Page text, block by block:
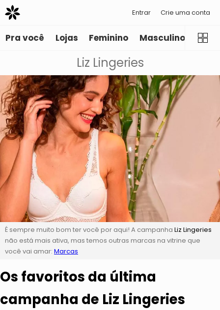
Entrar Crie uma conta
Pra você Lojas Feminino Masculino
Liz Lingeries
É sempre muito bom ter você por aqui! A campanha Liz Lingeries
não está mais ativa, mas temos outras marcas na vitrine que
você vai amar: Marcas
Os favoritos da última
campanha de Liz Lingeries